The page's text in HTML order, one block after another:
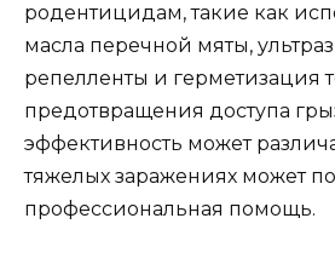
родентицидам, такие как
масла перечной мяты,
репелленты и герметизация
предотвращения доступа
эффективность может
тяжелых заражениях может
профессиональная помощь.